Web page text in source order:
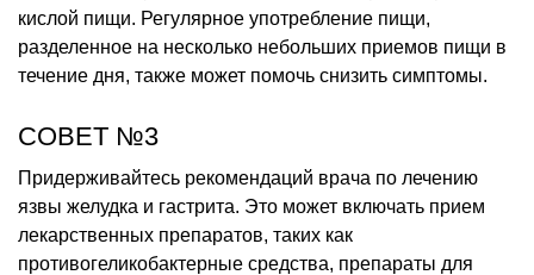
кислой пищи. Регулярное употребление пищи,
разделенное на несколько небольших приемов пищи в
течение дня, также может помочь снизить симптомы.
СОВЕТ №3
Придерживайтесь рекомендаций врача по лечению
язвы желудка и гастрита. Это может включать прием
лекарственных препаратов, таких как
противогеликобактерные средства, препараты для